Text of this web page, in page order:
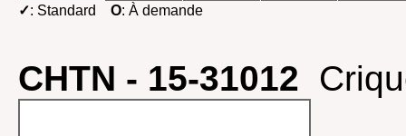
✓: Standard O: À demande
CHTN - 15-31012